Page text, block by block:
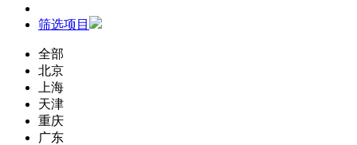
筛选项目
全部
北京
上海
天津
重庆
广东